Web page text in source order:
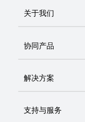
关于我们
协同产品
解决方案
支持与服务